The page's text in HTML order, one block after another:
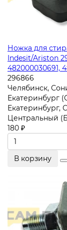
Ножка для
Indesit/Ariston
482000030691,
296866
Челябинск,
Екатеринбург
Екатеринбург,
Центральный
180 ₽
В корзину